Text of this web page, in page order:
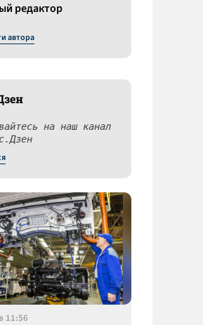
редактор
автора
на наш канал
11:56